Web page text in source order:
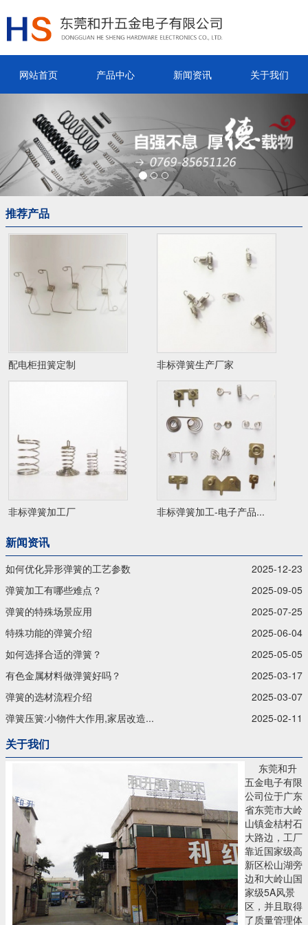
网站首页 产品中心 新闻资讯 关于我们
推荐产品
配电柜扭簧定制 非标弹簧生产厂家
非标弹簧加工厂 非标弹簧加工-电子产品...
新闻资讯
如何优化异形弹簧的工艺参数
2025-12-23
弹簧加工有哪些难点？
2025-09-05
弹簧的特殊场景应用
2025-07-25
特殊功能的弹簧介绍
2025-06-04
如何选择合适的弹簧？
2025-05-05
有色金属材料做弹簧好吗？
2025-03-17
弹簧的选材流程介绍
2025-03-07
弹簧压簧:小物件大作用,家居改造...
2025-02-11
关于我们
东莞和升
五金电子有限
公司位于广东
省东莞市大岭
山镇金桔村石
大路边，工厂
靠近国家级高
新区松山湖旁
边和大岭山国
家级5A风景
区，并且取得
了质量管理体